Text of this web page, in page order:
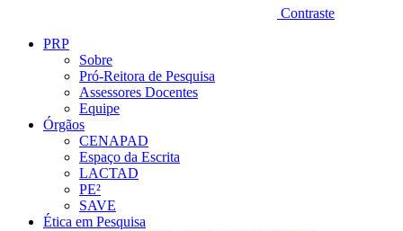
Contraste
PRP
Sobre
Pró-Reitora de Pesquisa
Assessores Docentes
Equipe
Órgãos
CENAPAD
Espaço da Escrita
LACTAD
PE²
SAVE
Ética em Pesquisa